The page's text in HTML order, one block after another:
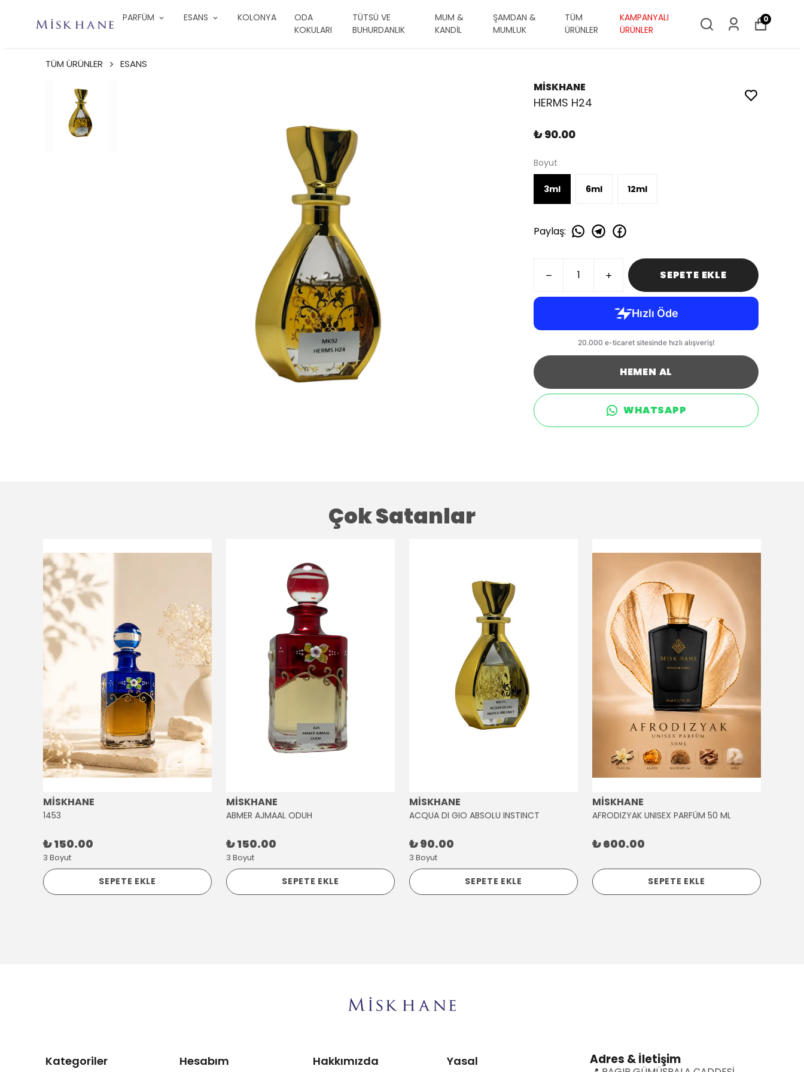
PARFÜM ESANS KOLONYA
ODA
KOKULARI
TÜTSÜ VE
BUHURDANLIK
MUM &
KANDİL
ŞAMDAN &
MUMLUK
TÜM
ÜRÜNLER
KAMPANYALI
ÜRÜNLER
0
TÜM ÜRÜNLER ESANS
MİSKHANE
HERMS H24
₺ 90.00
Boyut
3ml 6ml 12ml
Paylaş:
SEPETE EKLE
HEMEN AL
WHATSAPP
Çok Satanlar
MİSKHANE
1453
₺ 150.00
3 Boyut
SEPETE EKLE
MİSKHANE
ABMER AJMAAL ODUH
₺ 150.00
3 Boyut
SEPETE EKLE
MİSKHANE
ACQUA DI GIO ABSOLU INSTINCT
₺ 90.00
3 Boyut
SEPETE EKLE
MİSKHANE
AFRODIZYAK UNISEX PARFÜM 50 ML
₺ 600.00
SEPETE EKLE
Kategoriler Hesabım Hakkımızda Yasal Adres & İletişim